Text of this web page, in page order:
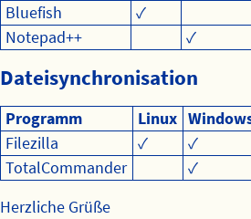
Bluefish
✓
Notepad++
✓
Dateisynchronisation
Programm Linux
Filezilla
✓
✓
TotalCommander
✓
Herzliche Grüße